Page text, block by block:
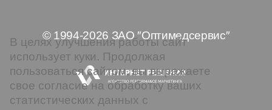
© 1994-2026 ЗАО ″Оптимедсервис″
В целях улучшения работы сайт
использует куки. Продолжая
пользоваться сайтом, вы выражаете
свое согласие на обработку ваших
статистических данных с